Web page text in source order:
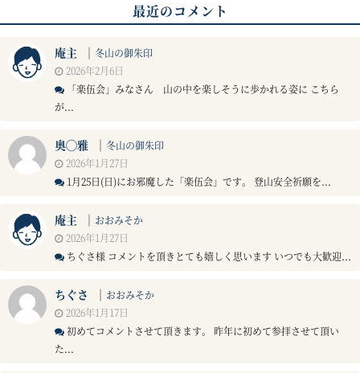
最近のコメント
庵主 ｜ 冬山の御朱印
2026年2月6日
「楽伍会」みなさん 山の中を楽しそうに歩かれる姿に こちら
が...
奥◯雅 ｜ 冬山の御朱印
2026年1月27日
1月25日(日)にお邪魔した「楽伍会」です。 登山安全祈願を...
庵主 ｜ おおみそか
2026年1月27日
ちぐさ様 コメントを頂きとても嬉しく思います いつでも大歓迎...
ちぐさ ｜ おおみそか
2026年1月17日
初めてコメントさせて頂きます。 昨年に初めて参拝させて頂い
た...